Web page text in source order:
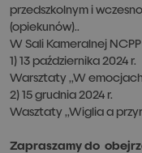
przedszkolnym i
(opiekunów)..
W Sali Kameralnej
1) 13 października 2024 r.
Warsztaty ,,W
2) 15 grudnia 2024 r.
Wasztaty ,,Wiglia a
Zapraszamy do